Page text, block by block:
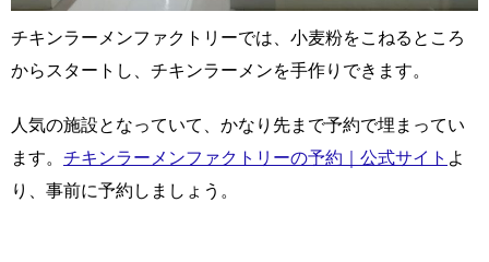
チキンラーメンファクトリーでは、小麦粉をこねるところ
からスタートし、チキンラーメンを手作りできます。
人気の施設となっていて、かなり先まで予約で埋まってい
ます。 チキンラーメンファクトリーの予約｜公式サイト よ
り、事前に予約しましょう。